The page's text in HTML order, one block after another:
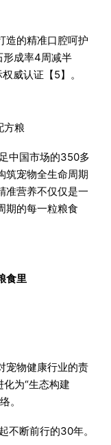
造的精准口腔呵护
形成率4周减半
威认证【5】。
方粮
中国市场的350多
筑宠物全生命周期
准营养不仅仅是一
期的每一粒粮食
食里
宠物健康行业的责
为“生态构建
。
不断前行的30年。